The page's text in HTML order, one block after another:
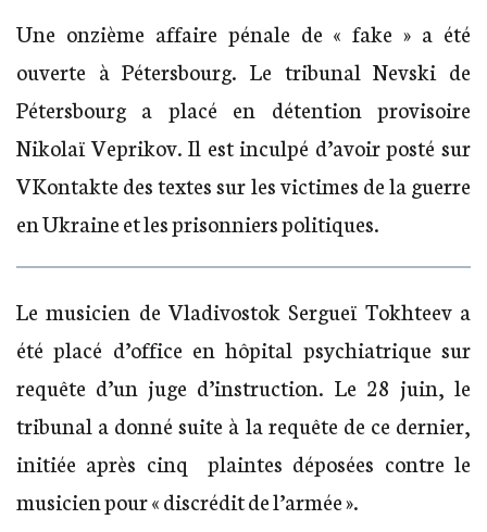
Une onzième affaire pénale de « fake » a été
ouverte à Pétersbourg. Le tribunal Nevski de
Pétersbourg a placé en détention provisoire
Nikolaï Veprikov. Il est inculpé d’avoir posté sur
VKontakte des textes sur les victimes de la guerre
en Ukraine et les prisonniers politiques.
Le musicien de Vladivostok Sergueï Tokhteev a
été placé d’office en hôpital psychiatrique sur
requête d’un juge d’instruction. Le 28 juin, le
tribunal a donné suite à la requête de ce dernier,
initiée après cinq plaintes déposées contre le
musicien pour « discrédit de l’armée ».